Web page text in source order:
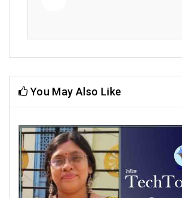
You May Also Like